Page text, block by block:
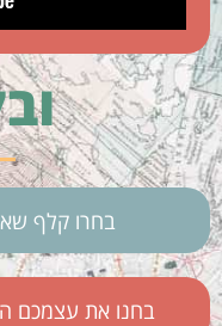
בחרו קלף
בחנו את עצמכם